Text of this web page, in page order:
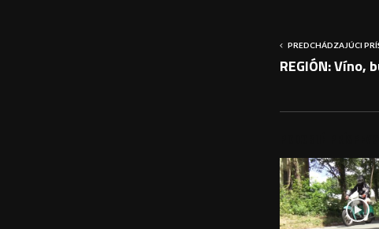
PREDCHÁDZAJÚCI
REGIÓN: Víno,